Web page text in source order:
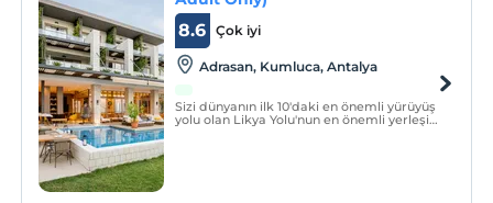
Çok iyi
8.6
Adrasan, Kumluca, Antalya
Sizi dünyanın ilk 10'daki en önemli yürüyüş
yolu olan Likya Yolu'nun en önemli yerleşim